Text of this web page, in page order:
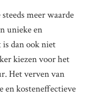
meer waarde
unieke en
dan ook niet
kiezen voor het
Het verven van
en kosteneffectieve